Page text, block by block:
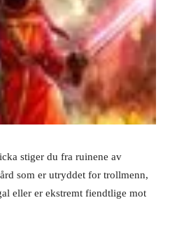
stiger du fra ruinene av
som er utryddet for trollmenn,
eller er ekstremt fiendtlige mot